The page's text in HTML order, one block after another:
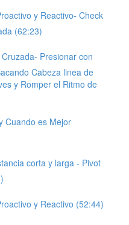
y Reactivo- Check
(62:23)
Presionar con
Cabeza linea de
y Romper el Ritmo de
Cuando es Mejor
corta y larga - Pivot
y Reactivo (52:44)